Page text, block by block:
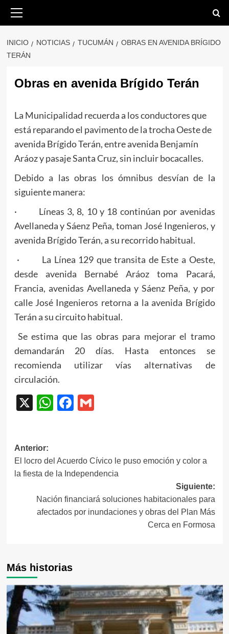
Saltar
primario
INICIO NOTICIAS TUCUMÁN
OBRAS EN AVENIDA BRÍGIDO
TERÁN
Obras en avenida Brígido Terán
La Municipalidad recuerda a los conductores que
está reparando el pavimento de la trocha Oeste de
avenida Brígido Terán, entre avenida Benjamín
Aráoz y pasaje Santa Cruz, sin incluir bocacalles.
Debido a las obras los ómnibus desvían de la
siguiente manera:
· Líneas 3, 8, 10 y 18 continúan por avenidas
Avellaneda y Sáenz Peña, toman José Ingenieros, y
avenida Brígido Terán, a su recorrido habitual.
· La Línea 129 que transita de Este a Oeste,
desde avenida Bernabé Aráoz toma Pacará,
Francia, avenidas Avellaneda y Sáenz Peña, y por
calle José Ingenieros retorna a la avenida Brígido
Terán a su circuito habitual.
Se estima que las obras para mejorar el tramo
demandarán 20 días. Hasta entonces se
recomienda utilizar vías alternativas de
circulación.
X WhatsApp
Facebook
Gmail
Navegación
de
Anterior:
El locro del Acuerdo Cívico le puso emoción y color a
la fiesta de la Independencia
Siguiente:
Nación financiará soluciones habitacionales para
afectados por inundaciones y obras del Plan Más
Cerca en Formosa
Más historias